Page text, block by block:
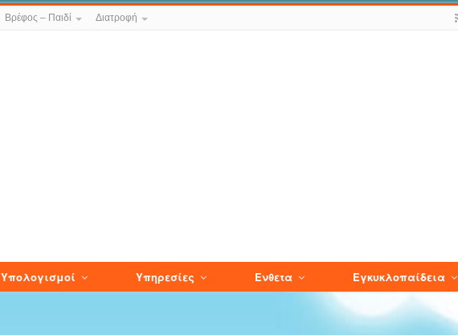
Βρέφος – Παιδί Διατροφή
Υπολογισμοί Υπηρεσίες Ενθετα Εγκυκλοπαίδεια